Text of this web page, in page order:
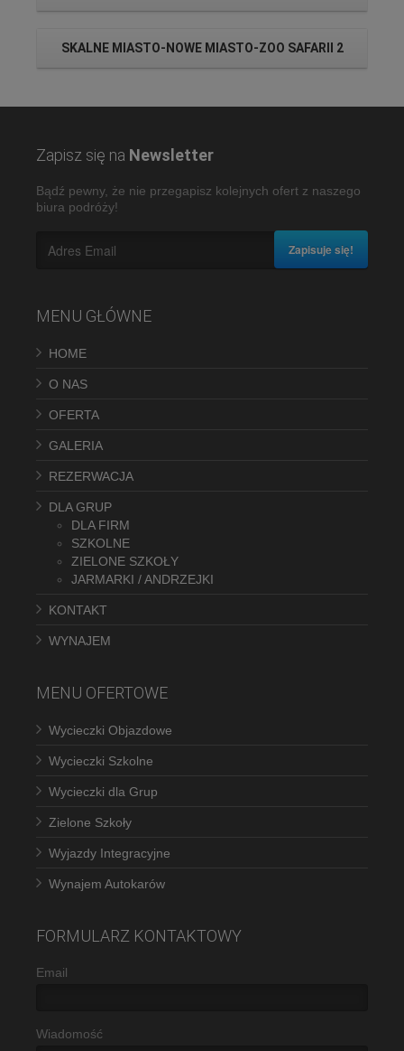
SKALNE MIASTO-NOWE MIASTO-ZOO SAFARII 2
Zapisz się na Newsletter
Bądź pewny, że nie przegapisz kolejnych ofert z naszego
biura podróży!
Zapisuje się!
MENU GŁÓWNE
HOME
O NAS
OFERTA
GALERIA
REZERWACJA
DLA GRUP
DLA FIRM
SZKOLNE
ZIELONE SZKOŁY
JARMARKI / ANDRZEJKI
KONTAKT
WYNAJEM
MENU OFERTOWE
Wycieczki Objazdowe
Wycieczki Szkolne
Wycieczki dla Grup
Zielone Szkoły
Wyjazdy Integracyjne
Wynajem Autokarów
FORMULARZ KONTAKTOWY
Email
Wiadomość